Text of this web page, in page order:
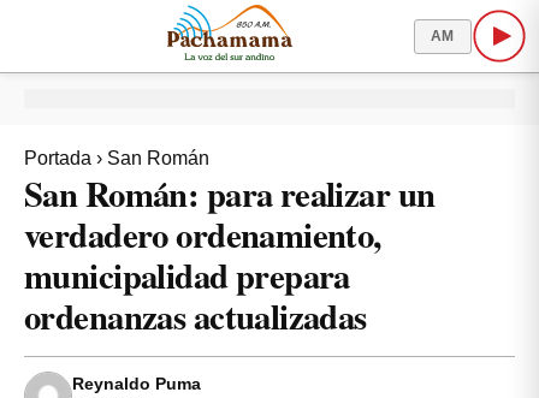
AM
Portada › San Román
San Román: para realizar un
verdadero ordenamiento,
municipalidad prepara
ordenanzas actualizadas
Reynaldo Puma